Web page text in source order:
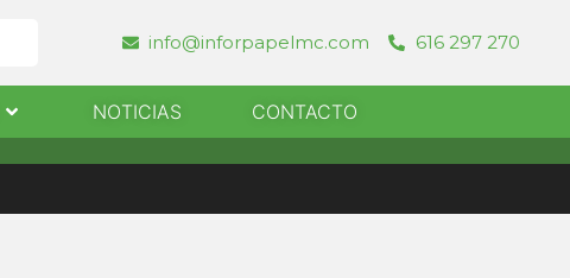
info@inforpapelmc.com 616 297 270
Abrir InformaticaNOTICIAS CONTACTO